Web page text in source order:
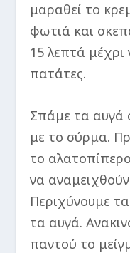
μαραθεί το
φωτιά και
15 λεπτά
πατάτες.
Σπάμε τα αυγά
με το σύρμα.
το
να
Περιχύνουμε
τα αυγά.
παντού το